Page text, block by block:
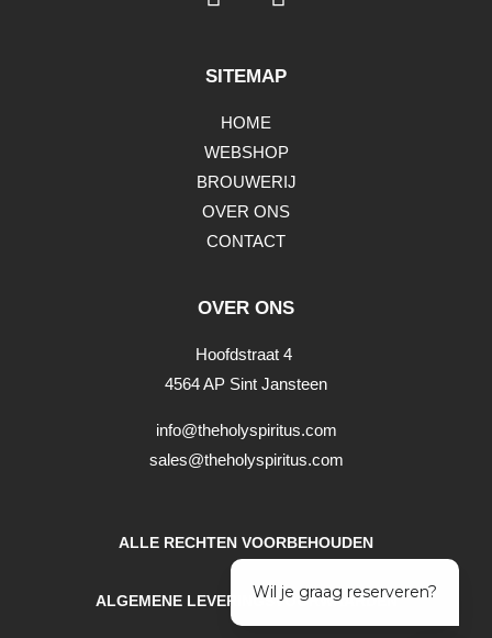
SITEMAP
HOME
WEBSHOP
BROUWERIJ
OVER ONS
CONTACT
OVER ONS
Hoofdstraat 4
4564 AP Sint Jansteen
info@theholyspiritus.com
sales@theholyspiritus.com
ALLE RECHTEN VOORBEHOUDEN
ALGEMENE LEVERINGSVOORWAARDEN